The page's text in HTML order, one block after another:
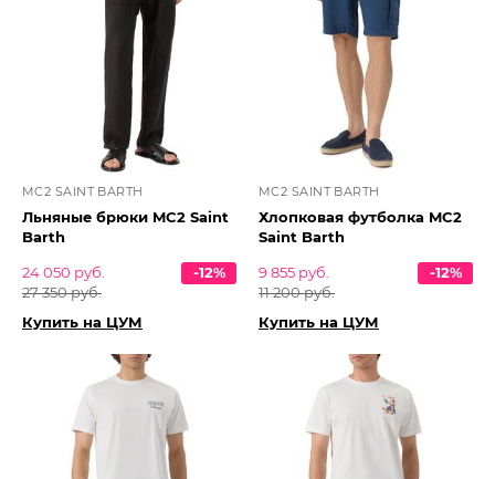
MC2 SAINT BARTH
Льняные брюки MC2 Saint
Barth
24 050 руб.
27 350 руб.
-12%
Купить на ЦУМ
MC2 SAINT BARTH
Хлопковая футболка MC2
Saint Barth
9 855 руб.
11 200 руб.
-12%
Купить на ЦУМ